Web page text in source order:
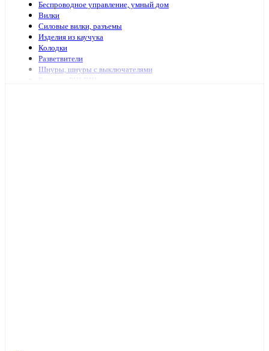
Беспроводное управление, умный дом
Вилки
Силовые вилки, разъемы
Изделия из каучука
Колодки
Разветвители
Шнуры, шнуры с выключателями
Разъемы РШ-ВШ